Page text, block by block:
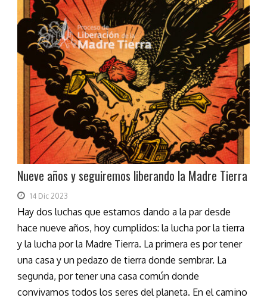
Nueve años y seguiremos liberando la Madre Tierra
14 Dic 2023
Hay dos luchas que estamos dando a la par desde
hace nueve años, hoy cumplidos: la lucha por la tierra
y la lucha por la Madre Tierra. La primera es por tener
una casa y un pedazo de tierra donde sembrar. La
segunda, por tener una casa común donde
convivamos todos los seres del planeta. En el camino